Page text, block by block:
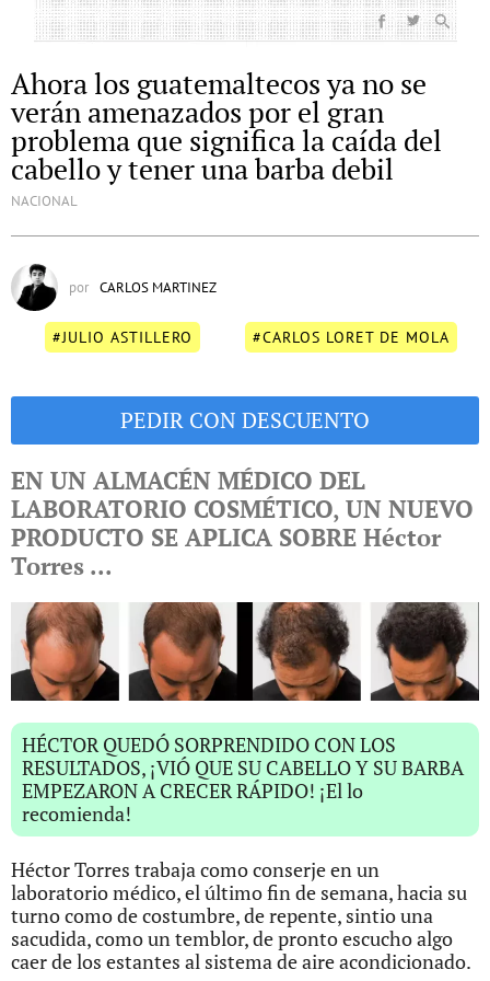
Ahora los guatemaltecos ya no se
verán amenazados por el gran
problema que significa la caída del
cabello y tener una barba debil
NACIONAL
por CARLOS MARTINEZ
#JULIO ASTILLERO #CARLOS LORET DE MOLA
PEDIR CON DESCUENTO
EN UN ALMACÉN MÉDICO DEL
LABORATORIO COSMÉTICO, UN NUEVO
PRODUCTO SE APLICA SOBRE Héctor
Torres ...
HÉCTOR QUEDÓ SORPRENDIDO CON LOS
RESULTADOS, ¡VIÓ QUE SU CABELLO Y SU BARBA
EMPEZARON A CRECER RÁPIDO! ¡El lo
recomienda!
Héctor Torres trabaja como conserje en un
laboratorio médico, el último fin de semana, hacia su
turno como de costumbre, de repente, sintio una
sacudida, como un temblor, de pronto escucho algo
caer de los estantes al sistema de aire acondicionado.